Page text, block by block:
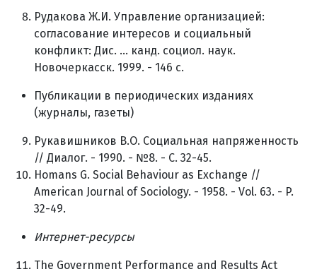
Рудакова Ж.И. Управление организацией:
согласование интересов и социальный
конфликт: Дис. ... канд. социол. наук.
Новочеркасск. 1999. - 146 с.
Публикации в периодических изданиях
(журналы, газеты)
Рукавишников В.О. Социальная напряженность
// Диалог. - 1990. - №8. - С. 32-45.
Homans G. Social Behaviour as Exchange //
American Journal of Sociology. - 1958. - Vol. 63. - P.
32-49.
Интернет-ресурсы
The Government Performance and Results Act